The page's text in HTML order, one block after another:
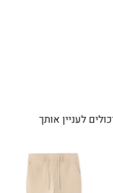
לעניין אותך